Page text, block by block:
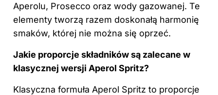
Aperolu, Prosecco oraz wody gazowanej. Te
elementy tworzą razem doskonałą harmonię
smaków, której nie można się oprzeć.
Jakie proporcje składników są zalecane w
klasycznej wersji Aperol Spritz?
Klasyczna formuła Aperol Spritz to proporcje